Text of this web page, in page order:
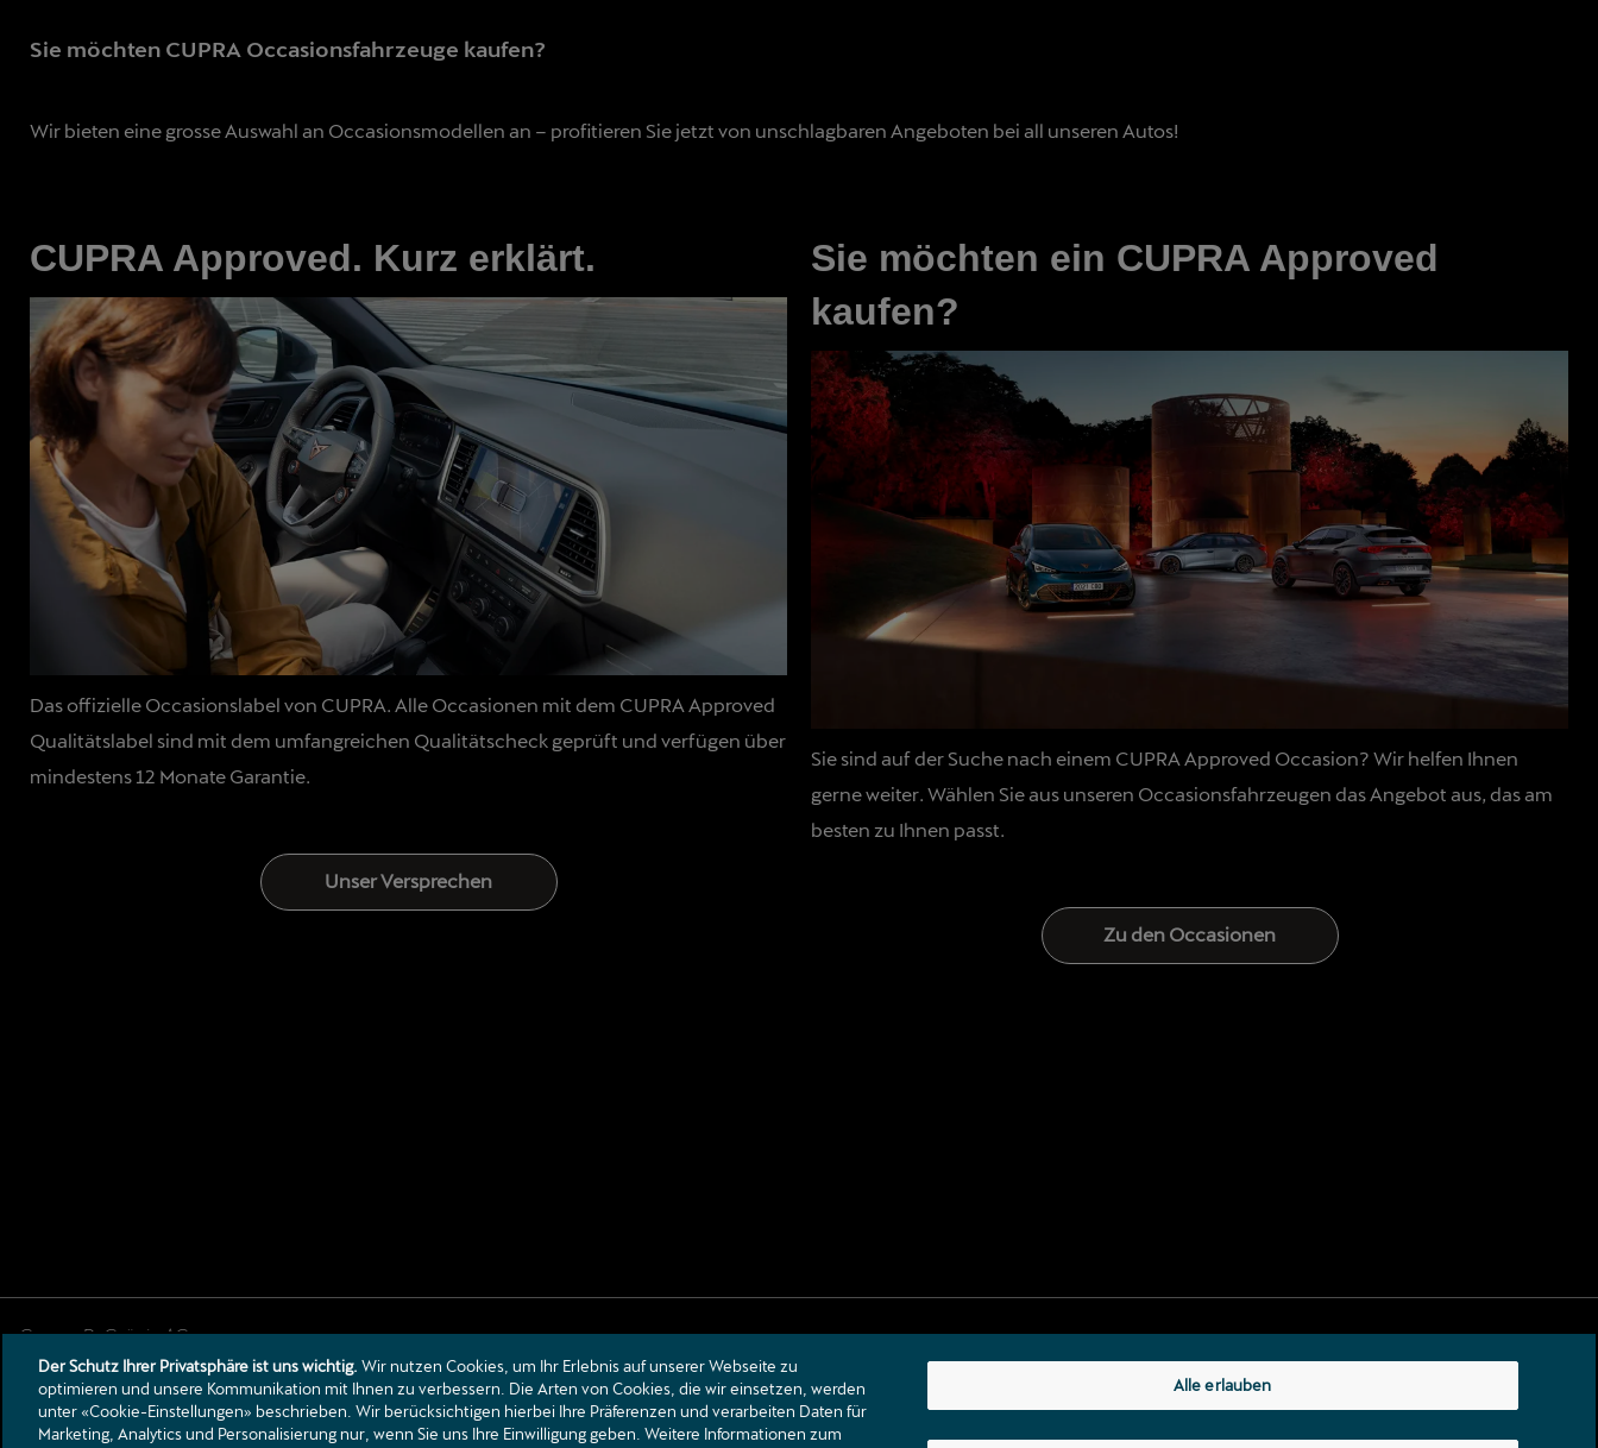
Sie möchten CUPRA Occasionsfahrzeuge kaufen?
Wir bieten eine grosse Auswahl an Occasionsmodellen an – profitieren Sie jetzt von unschlagbaren Angeboten bei all unseren Autos!
CUPRA Approved. Kurz erklärt.
Das offizielle Occasionslabel von CUPRA. Alle Occasionen mit dem CUPRA Approved
Qualitätslabel sind mit dem umfangreichen Qualitätscheck geprüft und verfügen über
mindestens 12 Monate Garantie.
Unser Versprechen
Sie möchten ein CUPRA Approved
kaufen?
Sie sind auf der Suche nach einem CUPRA Approved Occasion? Wir helfen Ihnen
gerne weiter. Wählen Sie aus unseren Occasionsfahrzeugen das Angebot aus, das am
besten zu Ihnen passt.
Zu den Occasionen
Bielstrasse 14 & 27
3053 Münchenbuchsee
info@garage-gruenig.ch
Der Schutz Ihrer Privatsphäre ist uns wichtig. Wir nutzen Cookies, um Ihr Erlebnis auf unserer Webseite zu
optimieren und unsere Kommunikation mit Ihnen zu verbessern. Die Arten von Cookies, die wir einsetzen, werden
unter «Cookie-Einstellungen» beschrieben. Wir berücksichtigen hierbei Ihre Präferenzen und verarbeiten Daten für
Marketing, Analytics und Personalisierung nur, wenn Sie uns Ihre Einwilligung geben. Weitere Informationen zum
Alle erlauben